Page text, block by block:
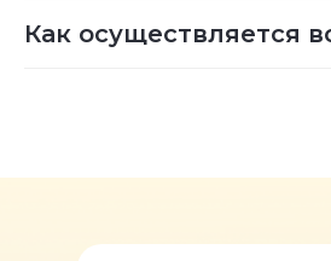
Как осуществляется